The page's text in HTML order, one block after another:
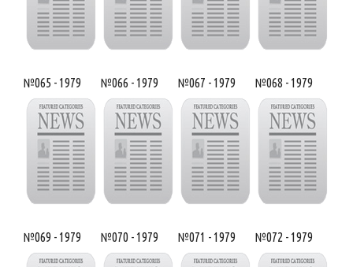
№065 - 1979 №066 - 1979 №067 - 1979 №068 - 1979
№069 - 1979 №070 - 1979 №071 - 1979 №072 - 1979